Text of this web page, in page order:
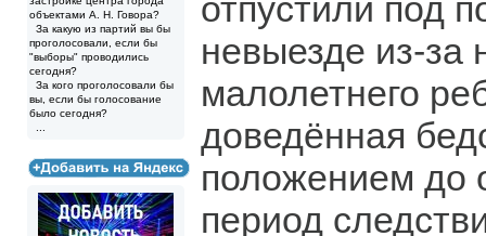
объектами А. Н. Говора?
За какую из партий вы бы
проголосовали, если бы
"выборы" проводились
сегодня?
За кого проголосовали бы
вы, если бы голосование
было сегодня?
отпустили под
невыезде из-за
малолетнего
доведённая
положением до
период